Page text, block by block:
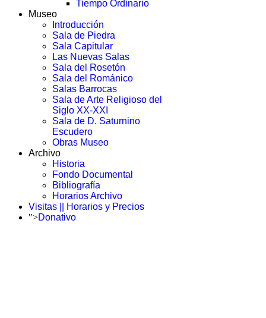
Tiempo Ordinario
Museo
Introducción
Sala de Piedra
Sala Capitular
Las Nuevas Salas
Sala del Rosetón
Sala del Románico
Salas Barrocas
Sala de Arte Religioso del
Siglo XX-XXI
Sala de D. Saturnino
Escudero
Obras Museo
Archivo
Historia
Fondo Documental
Bibliografía
Horarios Archivo
Visitas || Horarios y Precios
">Donativo